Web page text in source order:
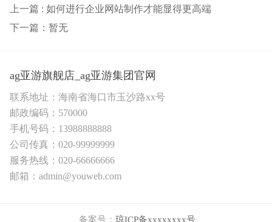
上一篇 : 如何进行企业网站制作才能显得更高端
下一篇：暂无
ag亚游旗舰店_ag亚游集团官网
联系地址：海南省海口市玉沙路xx号
邮政编码：570000
手机号码：13988888888
公司传真：020-99999999
服务热线：020-66666666
邮箱：admin@youweb.com
备案号： 琼ICP备xxxxxxxx号